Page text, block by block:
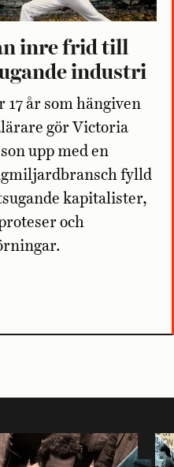
inre frid till
industri
17 år som hängiven
gör Victoria
upp med en
fylld
kapitalister,
och